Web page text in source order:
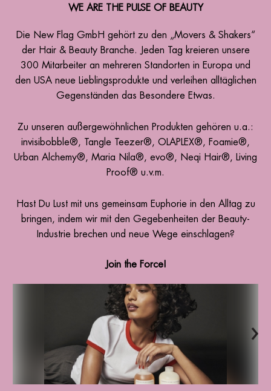
WE ARE THE PULSE OF BEAUTY
Die New Flag GmbH gehört zu den „Movers & Shakers“
der Hair & Beauty Branche. Jeden Tag kreieren unsere
300 Mitarbeiter an mehreren Standorten in Europa und
den USA neue Lieblingsprodukte und verleihen alltäglichen
Gegenständen das Besondere Etwas.
Zu unseren außergewöhnlichen Produkten gehören u.a.:
invisibobble®, Tangle Teezer®, OLAPLEX®, Foamie®,
Urban Alchemy®, Maria Nila®, evo®, Neqi Hair®, Living
Proof® u.v.m.
Hast Du Lust mit uns gemeinsam Euphorie in den Alltag zu
bringen, indem wir mit den Gegebenheiten der Beauty-
Industrie brechen und neue Wege einschlagen?
Join the Force!